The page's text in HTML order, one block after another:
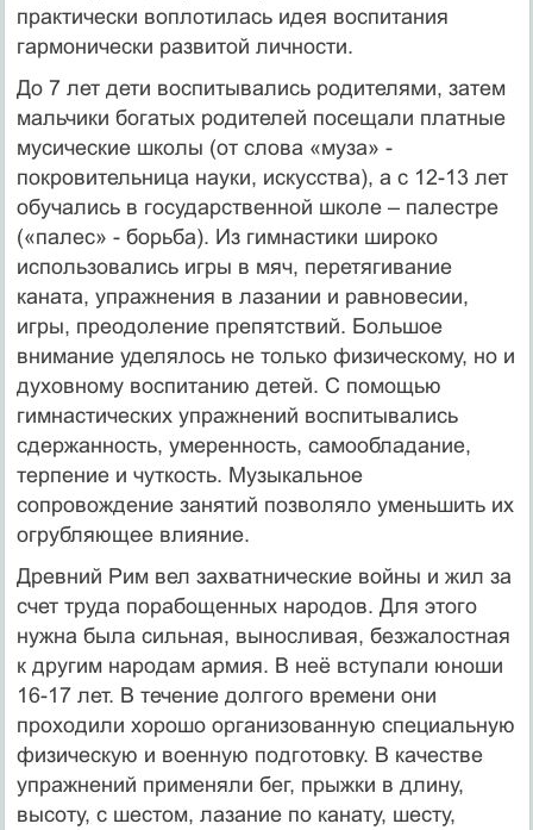
практически воплотилась идея воспитания
гармонически развитой личности.
До 7 лет дети воспитывались родителями, затем
мальчики богатых родителей посещали платные
мусические школы (от слова «муза» -
покровительница науки, искусства), а с 12-13 лет
обучались в государственной школе – палестре
(«палес» - борьба). Из гимнастики широко
использовались игры в мяч, перетягивание
каната, упражнения в лазании и равновесии,
игры, преодоление препятствий. Большое
внимание уделялось не только физическому, но и
духовному воспитанию детей. С помощью
гимнастических упражнений воспитывались
сдержанность, умеренность, самообладание,
терпение и чуткость. Музыкальное
сопровождение занятий позволяло уменьшить их
огрубляющее влияние.
Древний Рим вел захватнические войны и жил за
счет труда порабощенных народов. Для этого
нужна была сильная, выносливая, безжалостная
к другим народам армия. В неё вступали юноши
16-17 лет. В течение долгого времени они
проходили хорошо организованную специальную
физическую и военную подготовку. В качестве
упражнений применяли бег, прыжки в длину,
высоту, с шестом, лазание по канату, шесту,